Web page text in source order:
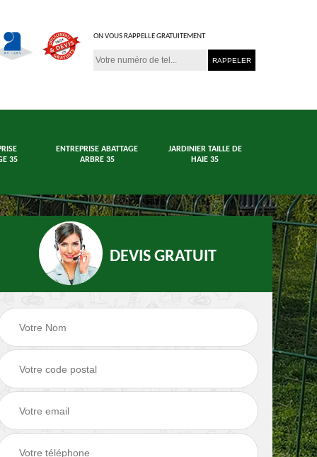
ON VOUS RAPPELLE GRATUITEMENT
35
ENTREPRISE ABATTAGE
ARBRE 35
JARDINIER TAILLE DE
HAIE 35
arbre et haie
Jardinier 35
DEVIS GRATUIT